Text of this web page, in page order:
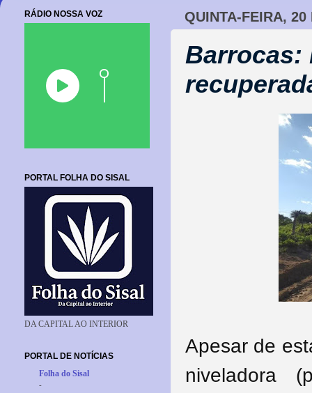
QUINTA-FEIRA, 20
Barrocas:
Apesar de
niveladora
RÁDIO NOSSA VOZ
PORTAL FOLHA DO SISAL
DA CAPITAL AO INTERIOR
PORTAL DE NOTÍCIAS
Folha do Sisal
-